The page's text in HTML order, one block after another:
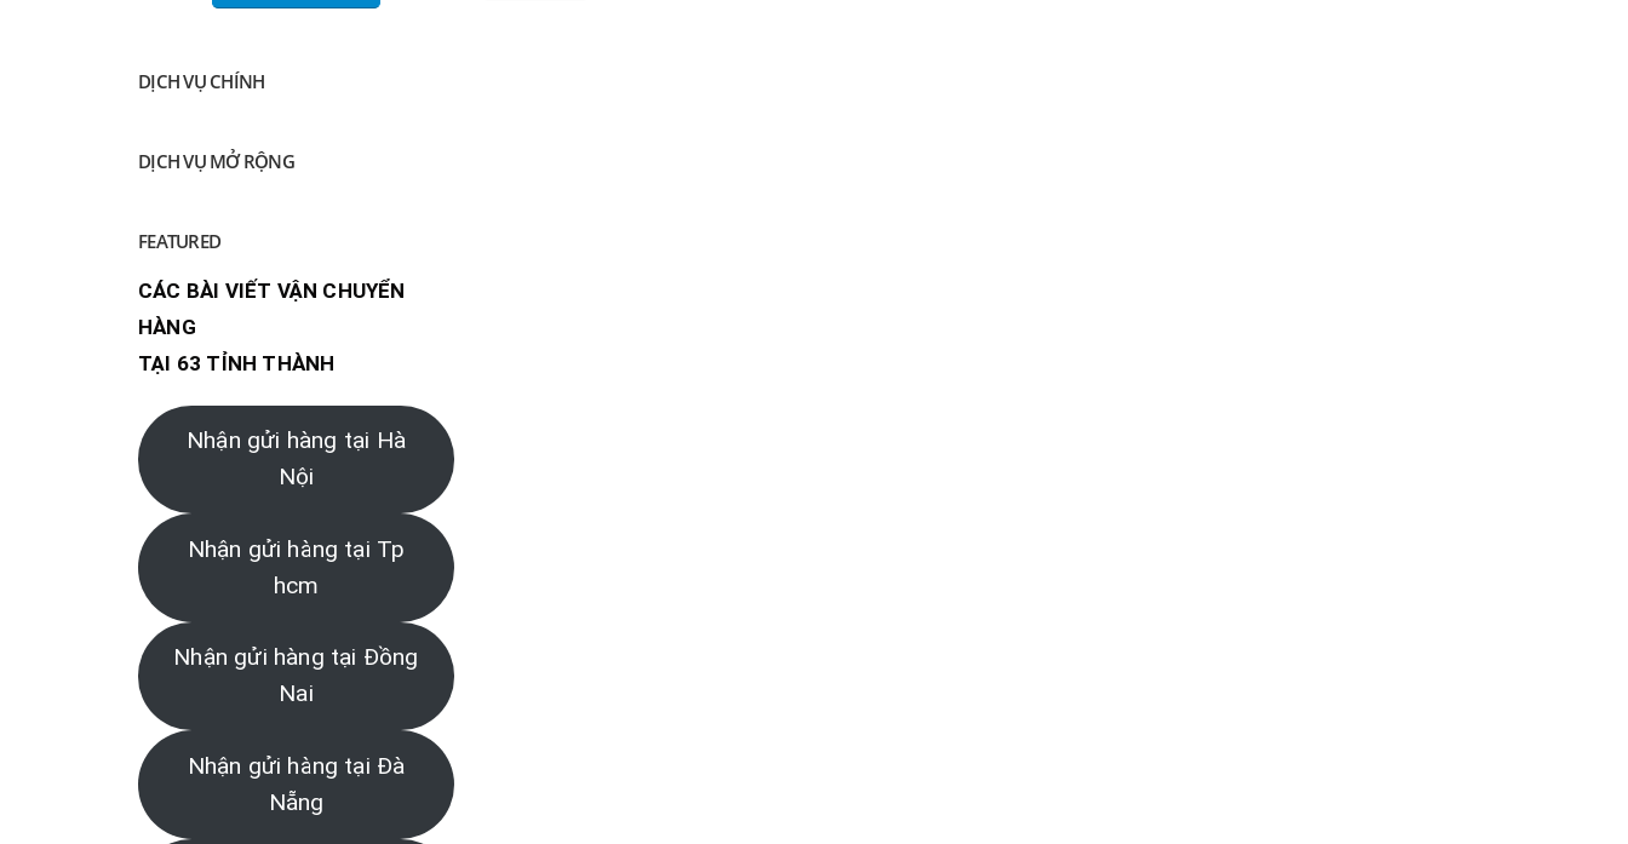
DỊCH VỤ CHÍNH
DỊCH VỤ MỞ RỘNG
FEATURED
CÁC BÀI VIẾT VẬN CHUYỂN
HÀNG
TẠI 63 TỈNH THÀNH
Nhận gửi hàng tại Hà
Nội
Nhận gửi hàng tại Tp
hcm
Nhận gửi hàng tại Đồng
Nai
Nhận gửi hàng tại Đà
Nẵng